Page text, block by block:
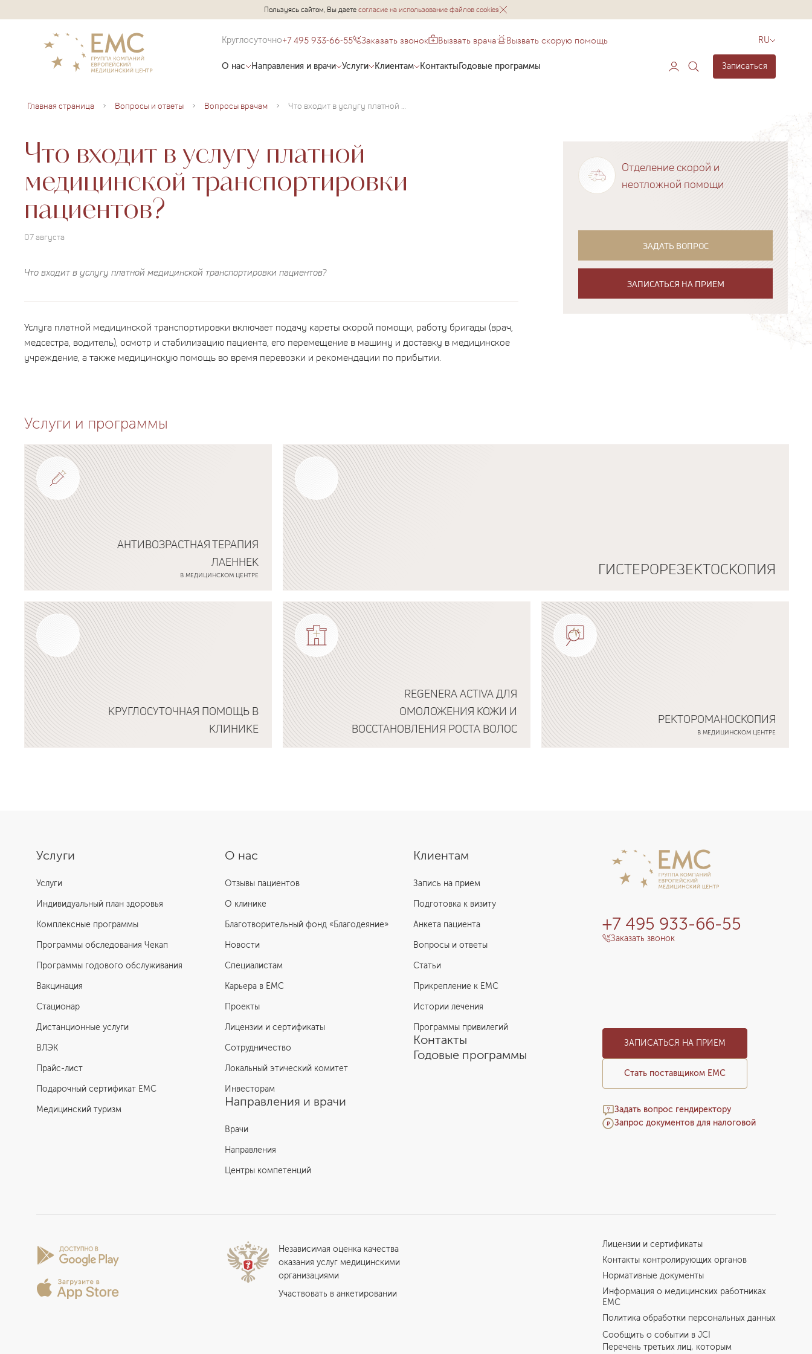
Пользуясь сайтом, Вы даетесогласие на использование файлов cookies
Круглосуточно+7 495 933-66-55 Заказать звонок Вызвать врача Вызвать скорую помощь RU
О нас Направления и врачи Услуги Клиентам КонтактыГодовые программы Записаться
Главная страница Вопросы и ответы Вопросы врачам Что входит в услугу платной медицинской транспортировки пациентов?
Что входит в услугу платной
медицинской транспортировки
пациентов?
07 августа
Что входит в услугу платной медицинской транспортировки пациентов?
Услуга платной медицинской транспортировки включает подачу кареты скорой помощи, работу бригады (врач,
медсестра, водитель), осмотр и стабилизацию пациента, его перемещение в машину и доставку в медицинское
учреждение, а также медицинскую помощь во время перевозки и рекомендации по прибытии.
Отделение скорой и
неотложной помощи
ЗАДАТЬ ВОПРОС
ЗАПИСАТЬСЯ НА ПРИЕМ
Услуги и программы
АНТИВОЗРАСТНАЯ ТЕРАПИЯ
ЛАЕННЕК
В МЕДИЦИНСКОМ ЦЕНТРЕ
Подробнее о программе
ГИСТЕРОРЕЗЕКТОСКОПИЯ
Подробнее о программе
КРУГЛОСУТОЧНАЯ ПОМОЩЬ В
КЛИНИКЕ
REGENERA ACTIVA ДЛЯ
ОМОЛОЖЕНИЯ КОЖИ И
ВОССТАНОВЛЕНИЯ РОСТА ВОЛОС
РЕКТОРОМАНОСКОПИЯ
В МЕДИЦИНСКОМ ЦЕНТРЕ
О нас
Отзывы пациентов
О клинике
Благотворительный фонд «Благодеяние»
Новости
Специалистам
Карьера в ЕМС
Проекты
Лицензии и сертификаты
Сотрудничество
Локальный этический комитет
Инвесторам
Направления и врачи
Врачи
Направления
Центры компетенций
Услуги
Услуги
Индивидуальный план здоровья
Комплексные программы
Программы обследования Чекап
Программы годового обслуживания
Вакцинация
Стационар
Дистанционные услуги
ВЛЭК
Прайс-лист
Подарочный сертификат EMC
Медицинский туризм
Клиентам
Запись на прием
Подготовка к визиту
Анкета пациента
Вопросы и ответы
Статьи
Прикрепление к EMC
Истории лечения
Программы привилегий
Контакты
Годовые программы
+7 495 933-66-55
Заказать звонок
ЗАПИСАТЬСЯ НА ПРИЕМ
Стать поставщиком ЕМС
Задать вопрос гендиректору
Запрос документов для налоговой
Независимая оценка качества
оказания услуг медицинскими
организациями
Участвовать в анкетировании
Лицензии и сертификаты
Контакты контролирующих органов
Нормативные документы
Информация о медицинских работниках
EMC
Политика обработки персональных данных
Сообщить о событии в JCI
Перечень третьих лиц, которым